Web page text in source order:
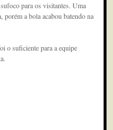
para os visitantes. Uma
a bola acabou batendo na
o suficiente para a equipe